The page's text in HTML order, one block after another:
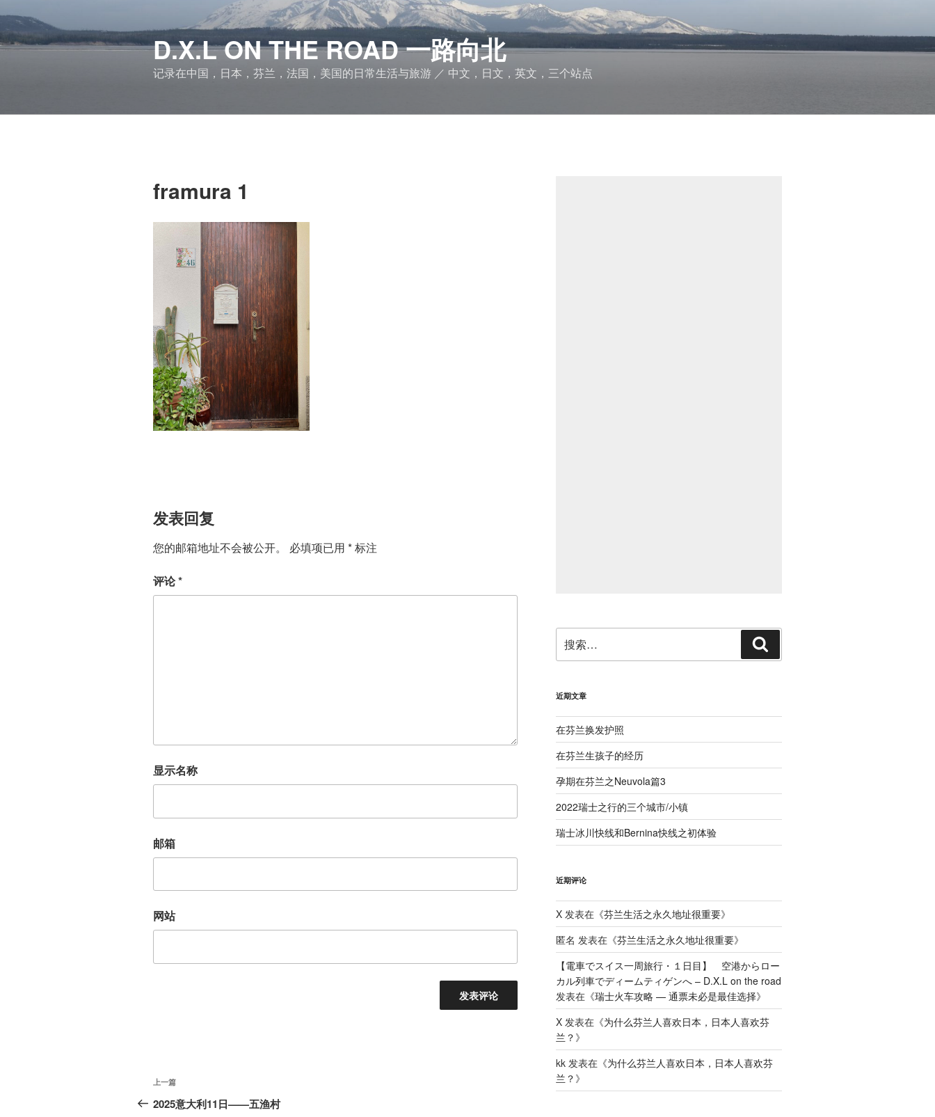
内
D.X.L ON THE ROAD 一路向北
记录在中国，日本，芬兰，法国，美国的日常生活与旅游 ／ 中文，日文，英文，三个站点
framura 1
发表回复
您的邮箱地址不会被公开。 必填项已用 *标注
评论*
显示名称
邮箱
网站
文
章
上
一
上一篇
2025意大利11日——五渔村
索：
索
近期文章
在芬兰换发护照
在芬兰生孩子的经历
孕期在芬兰之Neuvola篇3
2022瑞士之行的三个城市/小镇
瑞士冰川快线和Bernina快线之初体验
近期评论
X发表在《芬兰生活之永久地址很重要》
匿名 发表在《芬兰生活之永久地址很重要》
【電車でスイス一周旅行・１日目】 空港からロー
カル列車でディームティゲンへ – D.X.L on the road
发表在《瑞士火车攻略 — 通票未必是最佳选择》
X发表在《为什么芬兰人喜欢日本，日本人喜欢芬
兰？ 》
kk发表在《为什么芬兰人喜欢日本，日本人喜欢芬
兰？ 》